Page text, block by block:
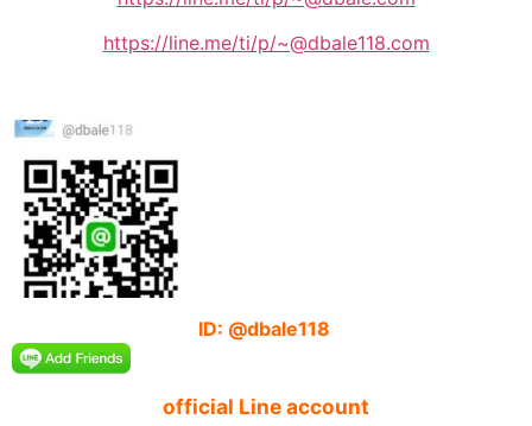
https://line.me/ti/p/~@dbale118.com
ID: @dbale118
official Line account